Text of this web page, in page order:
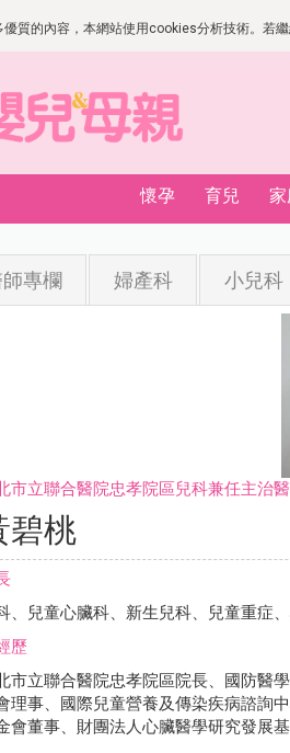
優質的內容，本網站使用cookies分析技術。若
懷孕 育兒
專欄 婦產科 小兒科
市立聯合醫院忠孝院區兒科兼任主治
碧桃
、兒童心臟科、新生兒科、兒童重症
歷
市立聯合醫院忠孝院區院長、國防醫
理事、國際兒童營養及傳染疾病諮詢
會董事、財團法人心臟醫學研究發展